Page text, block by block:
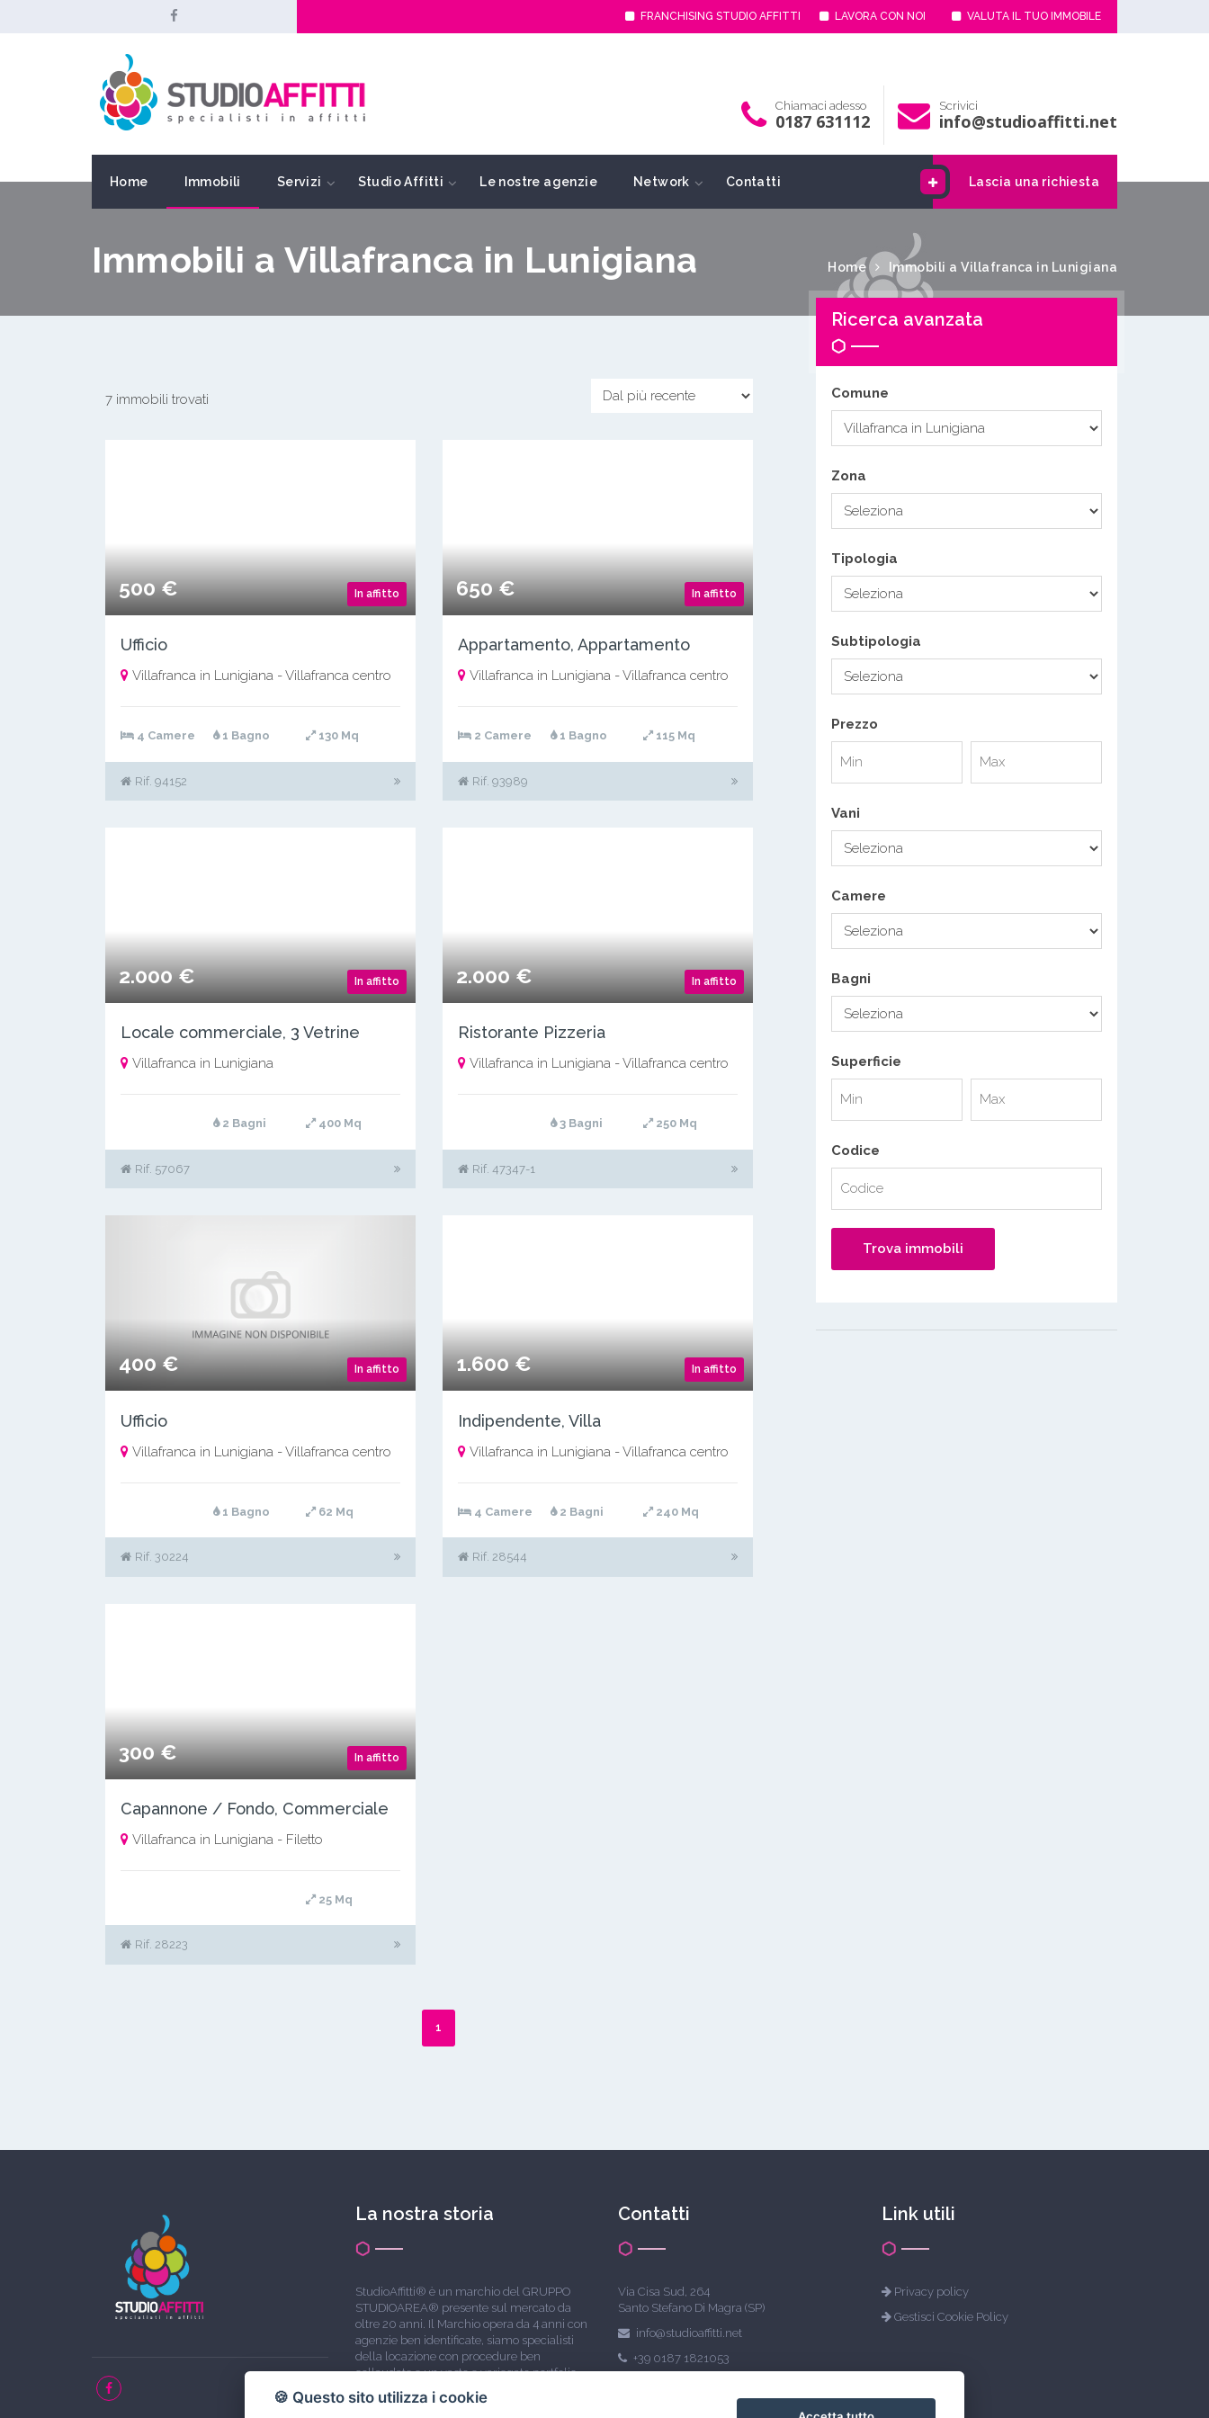
FRANCHISING STUDIO AFFITTI LAVORA CON NOI VALUTA IL TUO IMMOBILE
Chiamaci adesso
0187 631112
Scrivici
info@studioaffitti.net
Lascia una richiesta
Home Immobili Servizi Studio Affitti Le nostre agenzie Network Contatti
Immobili a Villafranca in Lunigiana Home Immobili a Villafranca in Lunigiana
7 immobili trovati
In affitto
500 €
Ufficio
Villafranca in Lunigiana - Villafranca centro
4 Camere 1 Bagno 130 Mq
Rif. 94152
In affitto
650 €
Appartamento, Appartamento
Villafranca in Lunigiana - Villafranca centro
2 Camere 1 Bagno 115 Mq
Rif. 93989
In affitto
2.000 €
Locale commerciale, 3 Vetrine
Villafranca in Lunigiana
2 Bagni 400 Mq
Rif. 57067
In affitto
2.000 €
Ristorante Pizzeria
Villafranca in Lunigiana - Villafranca centro
3 Bagni 250 Mq
Rif. 47347-1
In affitto
400 €
Ufficio
Villafranca in Lunigiana - Villafranca centro
1 Bagno 62 Mq
Rif. 30224
In affitto
1.600 €
Indipendente, Villa
Villafranca in Lunigiana - Villafranca centro
4 Camere 2 Bagni 240 Mq
Rif. 28544
In affitto
300 €
Capannone / Fondo, Commerciale
Villafranca in Lunigiana - Filetto
25 Mq
Rif. 28223
1
Ricerca avanzata
Comune
Zona
Tipologia
Subtipologia
Prezzo
Vani
Camere
Bagni
Superficie
Codice
La nostra storia
StudioAffitti® è un marchio del GRUPPO
STUDIOAREA® presente sul mercato da
oltre 20 anni. Il Marchio opera da 4 anni con
agenzie ben identificate, siamo specialisti
della locazione con procedure ben
collaudate e un vasto e variegato portfolio
immobiliare.
Contatti
Via Cisa Sud, 264
Santo Stefano Di Magra (SP)
info@studioaffitti.net
+39 0187 1821053
Link utili
Privacy policy
Gestisci Cookie Policy
🍪 Questo sito utilizza i cookie